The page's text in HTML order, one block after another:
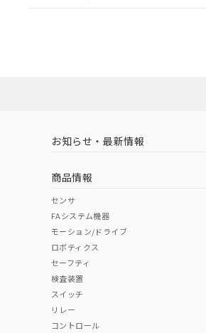
EU RoHS 注意事項・凡例
中国 RoHS 注意事項・凡例
中国 RoHS表
Pb Hg
（イギリス
（ノルウェー
お知らせ・最新情報
商品情報
センサ
FAシステム機器
モーション/ドライブ
ロボティクス
セーフティ
検査装置
スイッチ
リレー
コントロール